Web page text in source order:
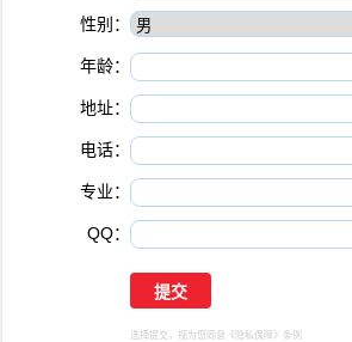
性别：
年龄：
地址：
电话：
专业：
QQ：
选择提交，视为您同意 《隐私保障》 条例